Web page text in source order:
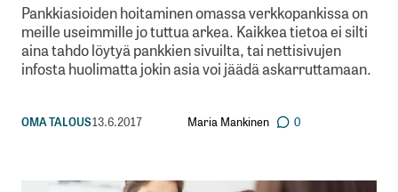
Pankkiasioiden hoitaminen omassa verkkopankissa on
meille useimmille jo tuttua arkea. Kaikkea tietoa ei silti
aina tahdo löytyä pankkien sivuilta, tai nettisivujen
infosta huolimatta jokin asia voi jäädä askarruttamaan.
OMA TALOUS13.6.2017 Maria Mankinen 0